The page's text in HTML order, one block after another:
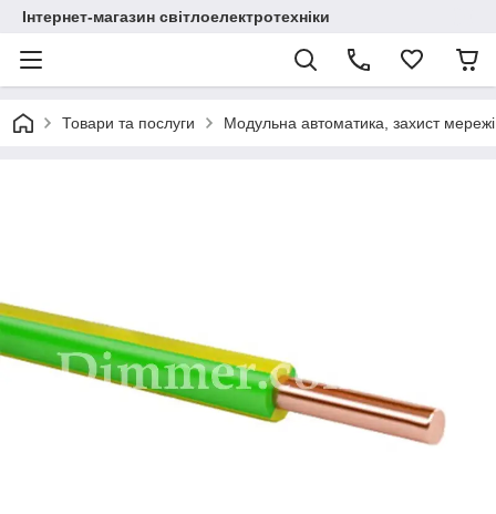
Інтернет-магазин світлоелектротехніки
Товари та послуги Модульна автоматика, захист мережі